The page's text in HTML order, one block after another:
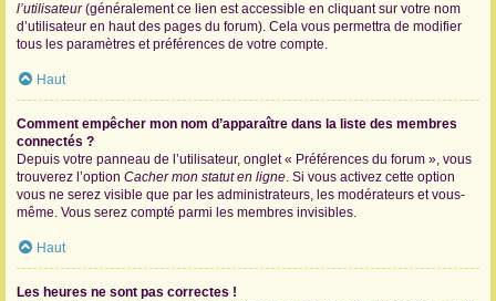
l’utilisateur(généralement ce lien est accessible en cliquant sur votre nom
d’utilisateur en haut des pages du forum). Cela vous permettra de modifier
tous les paramètres et préférences de votre compte.
Haut
Comment empêcher mon nom d’apparaître dans la liste des membres
connectés ?
Depuis votre panneau de l’utilisateur, onglet « Préférences du forum », vous
trouverez l’option Cacher mon statut en ligne. Si vous activez cette option
vous ne serez visible que par les administrateurs, les modérateurs et vous-
même. Vous serez compté parmi les membres invisibles.
Haut
Les heures ne sont pas correctes !